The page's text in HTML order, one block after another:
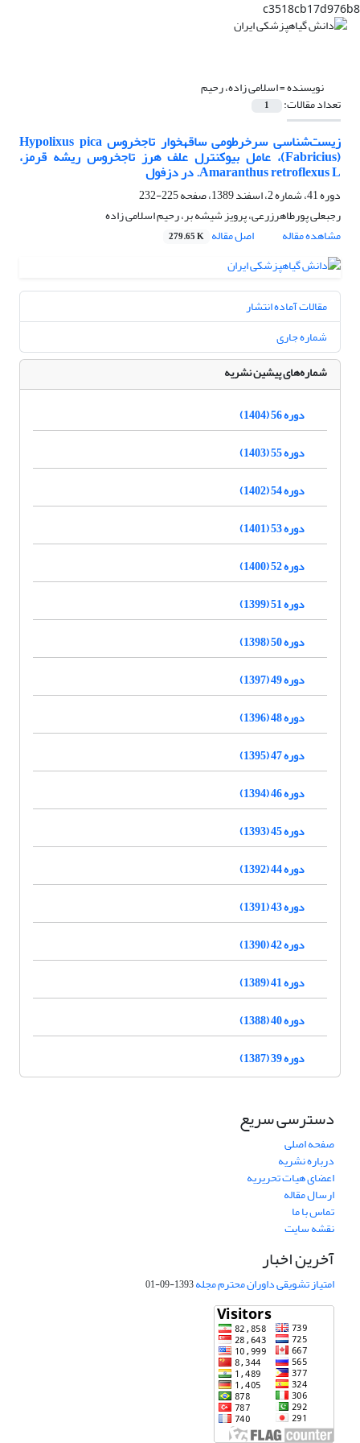
c3518cb17d976b8
نویسنده =اسلامی زاده، رحیم
تعداد مقالات: 1
زیست‌شناسی سرخرطومی ساقه‎خوار تاج‎خروس Hypolixus pica
(Fabricius)، عامل بیوکنترل علف هرز تاج‎خروس ریشه قرمز،
Amaranthus retroflexus L. در دزفول
دوره 41، شماره 2، اسفند 1389، صفحه
225-232
رجبعلی پورطاهرزرعی، پرویز شیشه بر، رحیم اسلامی زاده
مشاهده مقاله
اصل مقاله 279.65 K
مقالات آماده انتشار
شماره جاری
شماره‌های پیشین نشریه
دوره 56 (1404)
دوره 55 (1403)
دوره 54 (1402)
دوره 53 (1401)
دوره 52 (1400)
دوره 51 (1399)
دوره 50 (1398)
دوره 49 (1397)
دوره 48 (1396)
دوره 47 (1395)
دوره 46 (1394)
دوره 45 (1393)
دوره 44 (1392)
دوره 43 (1391)
دوره 42 (1390)
دوره 41 (1389)
دوره 40 (1388)
دوره 39 (1387)
دسترسی سریع
صفحه اصلی
درباره نشریه
اعضای هیات تحریریه
ارسال مقاله
تماس با ما
نقشه سایت
آخرین اخبار
امتیاز تشویقی داوران محترم مجله1393-09-01